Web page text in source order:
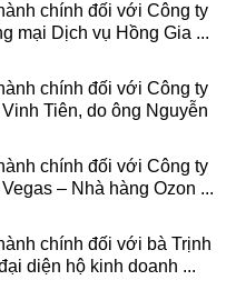
chính đối với Công ty
mại Dịch vụ Hồng Gia ...
chính đối với Công ty
Tiên, do ông Nguyễn
chính đối với Công ty
– Nhà hàng Ozon ...
chính đối với bà Trịnh
diện hộ kinh doanh ...